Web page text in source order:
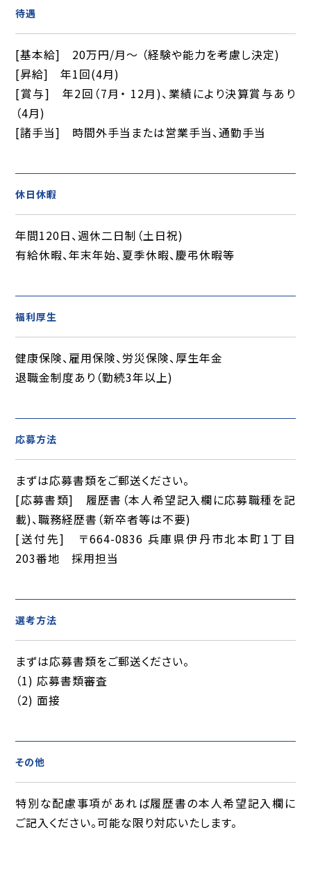
待遇
[基本給] 20万円/月～ （経験や能力を考慮し決定)
[昇給] 年1回(4月)
[賞与] 年2回（7月・ 12月)、業績により決算賞与あり
（4月)
[諸手当] 時間外手当または営業手当、通勤手当
休日休暇
年間120日、週休二日制（土日祝)
有給休暇、年末年始、夏季休暇、慶弔休暇等
福利厚生
健康保険、雇用保険、労災保険、厚生年金
退職金制度あり（勤続3年以上)
応募方法
まずは応募書類をご郵送ください。
[応募書類] 履歴書（本人希望記入欄に応募職種を記
載)、職務経歴書（新卒者等は不要)
[送付先] 〒664-0836 兵庫県伊丹市北本町1丁目
203番地 採用担当
選考方法
まずは応募書類をご郵送ください。
（1) 応募書類審査
（2) 面接
その他
特別な配慮事項があれば履歴書の本人希望記入欄に
ご記入ください。可能な限り対応いたします。